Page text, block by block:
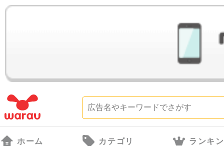
ホーム カテゴリ ランキ